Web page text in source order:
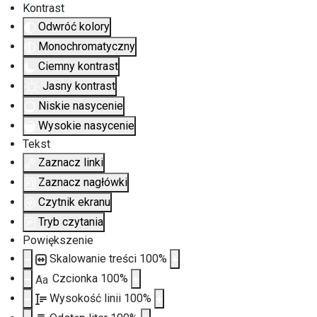
Kontrast
Odwróć kolory
Monochromatyczny
Ciemny kontrast
Jasny kontrast
Niskie nasycenie
Wysokie nasycenie
Tekst
Zaznacz linki
Zaznacz nagłówki
Czytnik ekranu
Tryb czytania
Powiększenie
Skalowanie treści 100%
Aa Czcionka 100%
Wysokość linii 100%